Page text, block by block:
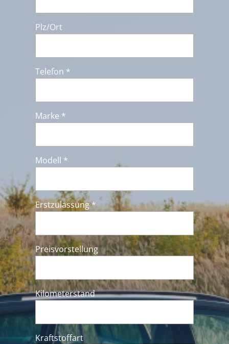
Plz/Ort
Telefon *
Marke *
Modell *
Erstzulassung *
Preisvorstellung
Kilometerstand
Kraftstoffart